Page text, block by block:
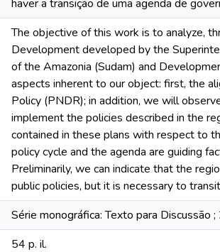
haver a transição de uma agenda de
The objective of this work is to analyze,
Development developed by the
of the Amazonia (Sudam) and
aspects inherent to our object: first, the
Policy (PNDR); in addition, we will
implement the policies described in the
contained in these plans with respect to
policy cycle and the agenda are guiding
Preliminarily, we can indicate that the
public policies, but it is necessary to
Série monográfica: Texto para Discussão
54 p. il.